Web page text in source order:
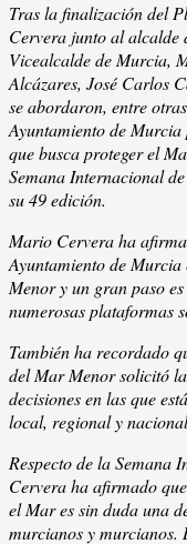
Tras la finalización del
Cervera junto al alcalde
Vicealcalde de Murcia,
Alcázares, José Carlos
se abordaron, entre
Ayuntamiento de
que busca proteger el
Semana Internacional
su 49 edición.
Mario Cervera ha
Ayuntamiento de Murcia
Menor y un gran paso
numerosas plataformas
También ha recordado
del Mar Menor solicitó
decisiones en las que
local, regional y
Respecto de la Semana
Cervera ha afirmado
el Mar es sin duda una
murcianos y murcianos.